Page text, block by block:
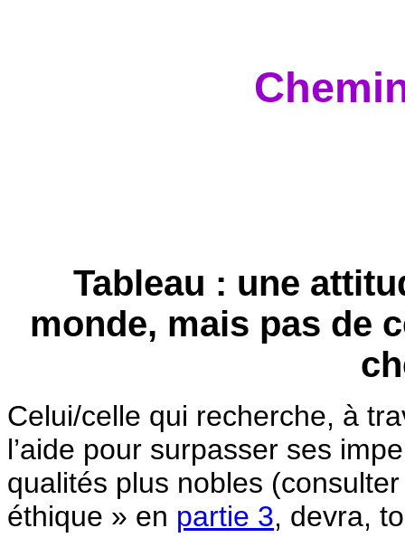
Tableau : une
monde, mais pas de
Celui/celle qui recherche, à
l’aide pour surpasser ses
qualités plus nobles
éthique » en partie 3, devra,